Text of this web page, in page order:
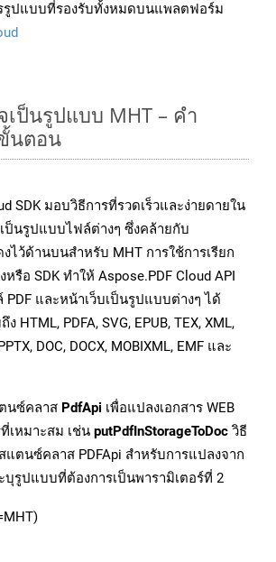
รูปแบบที่รองรับทั้งหมดบนแพลตฟอร์ม
เป็นรูปแบบ MHT – คำ
นตอน
SDK มอบวิธีการที่รวดเร็วและง่ายดายใน
ป็นรูปแบบไฟล์ต่างๆ ซึ่งคล้ายกับ
ไว้ด้านบนสำหรับ MHT การใช้การเรียก
หรือ SDK ทำให้ Aspose.PDF Cloud API
PDF และหน้าเว็บเป็นรูปแบบต่างๆ ได้
HTML, PDFA, SVG, EPUB, TEX, XML,
DOC, DOCX, MOBIXML, EMF และ
นซ์คลาส PdfApi เพื่อแปลงเอกสาร WEB
เหมาะสม เช่น putPdfInStorageToDoc วิธี
แตนซ์คลาส PDFApi สำหรับการแปลงจาก
บุรูปแบบที่ต้องการเป็นพารามิเตอร์ที่ 2